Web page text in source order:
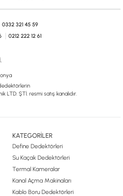
0332 321 45 59
0212 222 12 61
ŞTİ. resmi satış kanalıdır.
KATEGORİLER
Define Dedektörleri
Su Kaçak Dedektörleri
Termal Kameralar
Kanal Açma Makinaları
Kablo Boru Dedektörleri